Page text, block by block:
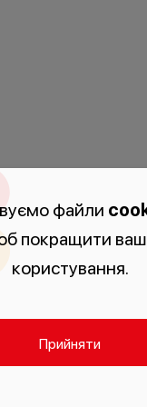
файли
покращити
користування.
Прийняти